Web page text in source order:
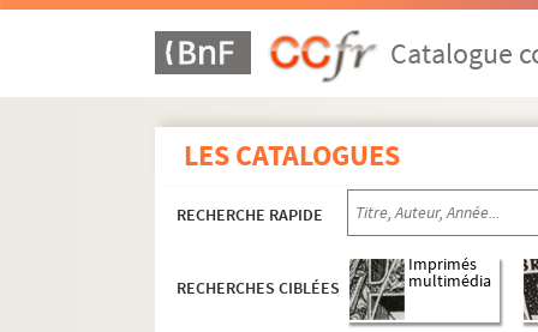
Catalogue
LES CATALOGUES
RECHERCHE RAPIDE
RECHERCHES CIBLÉES
Imprimés
multimédia
LF1. Histoire du Nord de Lille